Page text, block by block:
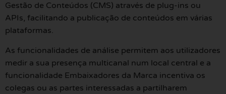
Gestão de Conteúdos (CMS) através de plug-ins ou
APIs, facilitando a publicação de conteúdos em várias
plataformas.
As funcionalidades de análise permitem aos utilizadores
medir a sua presença multicanal num local central e a
funcionalidade Embaixadores da Marca incentiva os
colegas ou as partes interessadas a partilharem